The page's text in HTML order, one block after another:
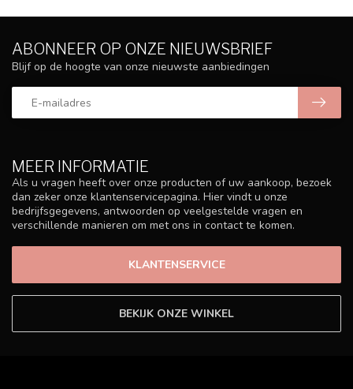
MEER INFORMATIE
Als u vragen heeft over onze producten of uw aankoop, bezoek
dan zeker onze klantenservicepagina. Hier vindt u onze
bedrijfsgegevens, antwoorden op veelgestelde vragen en
verschillende manieren om met ons in contact te komen.
KLANTENSERVICE
BEKIJK ONZE WINKEL
ABONNEER OP ONZE NIEUWSBRIEF
Blijf op de hoogte van onze nieuwste aanbiedingen